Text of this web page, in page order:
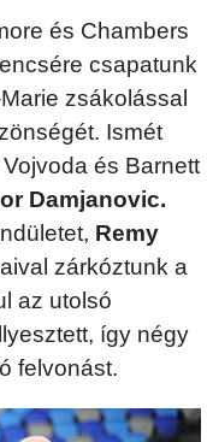
és Chambers
csapatunk
zsákolással
Ismét
és Barnett
Damjanovic.
Remy
zárkóztunk a
az utolsó
így négy
felvonást.